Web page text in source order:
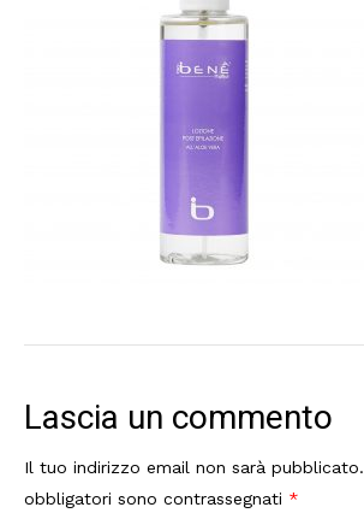
Lascia un commento
Il tuo indirizzo email non sarà pubblicato.
obbligatori sono contrassegnati *